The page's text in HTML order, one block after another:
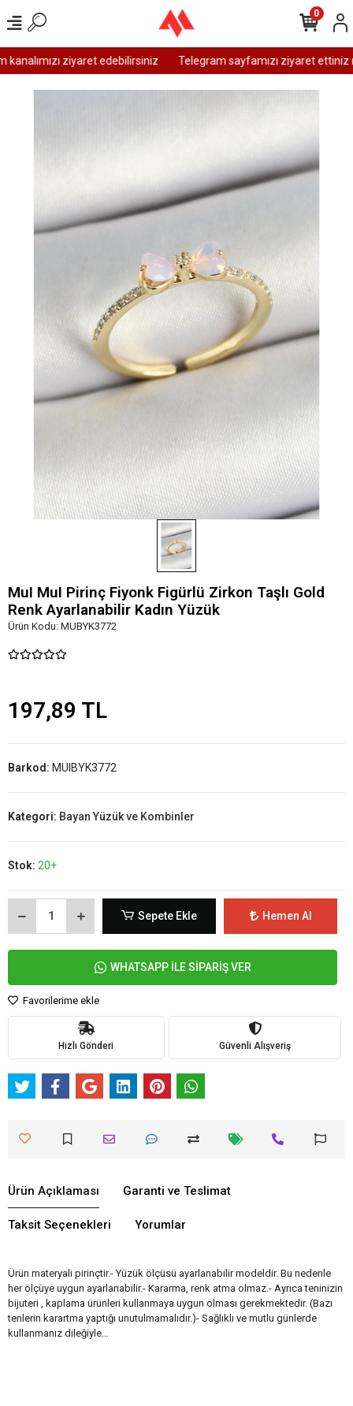
ziyaret edebilirsiniz Telegram sayfamızı ziyaret ettiniz
0
MuI MuI Pirinç Fiyonk Figürlü Zirkon Taşlı Gold
Renk Ayarlanabilir Kadın Yüzük
Ürün Kodu: MUBYK3772
197,89 TL
Barkod: MUIBYK3772
Kategori: Bayan Yüzük ve Kombinler
Stok: 20+
Sepete Ekle Hemen Al
WHATSAPP İLE SİPARİŞ VER
Favorilerime ekle
Hızlı Gönderi Güvenli Alışveriş
Ürün Açıklaması Garanti ve Teslimat
Taksit Seçenekleri Yorumlar
Ürün materyali pirinçtir.- Yüzük ölçüsü ayarlanabilir modeldir. Bu nedenle
her ölçüye uygun ayarlanabilir.- Kararma, renk atma olmaz.- Ayrıca teninizin
bijuteri , kaplama ürünleri kullanmaya uygun olması gerekmektedir. (Bazı
tenlerin karartma yaptığı unutulmamalıdır.)- Sağlıklı ve mutlu günlerde
kullanmanız dileğiyle…